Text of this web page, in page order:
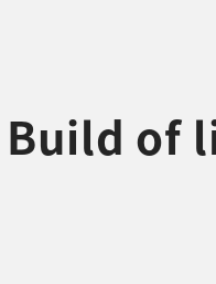
Build of